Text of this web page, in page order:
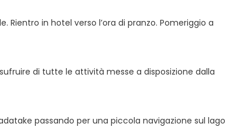
in hotel verso l’ora di pranzo. Pomeriggio a
di tutte le attività messe a disposizione dalla
passando per una piccola navigazione sul lago